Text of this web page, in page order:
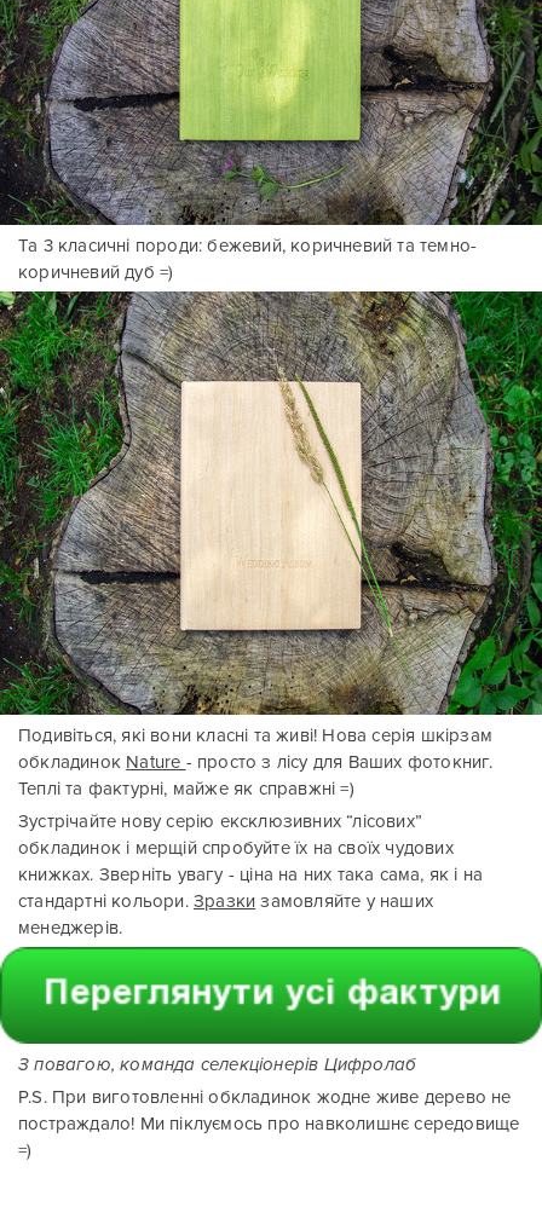
Та 3 класичні породи: бежевий, коричневий та темно-
коричневий дуб =)
Подивіться, які вони класні та живі! Нова серія шкірзам
обкладинок Nature - просто з лісу для Ваших фотокниг.
Теплі та фактурні, майже як справжні =)
Зустрічайте нову серію ексклюзивних “лісових”
обкладинок і мерщій спробуйте їх на своїх чудових
книжках. Зверніть увагу - ціна на них така сама, як і на
стандартні кольори. Зразки замовляйте у наших
менеджерів.
З повагою, команда селекціонерів Цифролаб
P.S. При виготовленні обкладинок жодне живе дерево не
постраждало! Ми піклуємось про навколишнє середовище
=)